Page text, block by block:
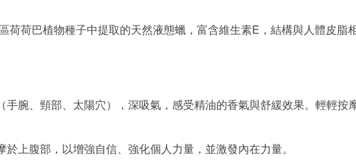
荷荷巴植物種子中提取的天然液態蠟，富含維生素E ，結構與人體皮脂
手腕、頸部、太陽穴），深吸氣，感受精油的香氣與舒緩效果。輕輕按
上腹部，以增強自信、強化個人力量，並激發內在力量。